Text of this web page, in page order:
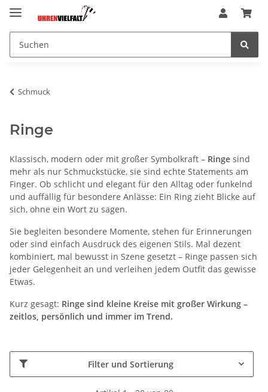
Schmuck
Ringe
Klassisch, modern oder mit großer Symbolkraft – Ringe sind
mehr als nur Schmuckstücke, sie sind echte Statements am
Finger. Ob schlicht und elegant für den Alltag oder funkelnd
und auffällig für besondere Anlässe: Ein Ring zieht Blicke auf
sich, ohne ein Wort zu sagen.
Sie begleiten besondere Momente, stehen für Erinnerungen
oder sind einfach Ausdruck des eigenen Stils. Mal dezent
kombiniert, mal bewusst in Szene gesetzt – Ringe passen sich
jeder Gelegenheit an und verleihen jedem Outfit das gewisse
Etwas.
Kurz gesagt: Ringe sind kleine Kreise mit großer Wirkung –
zeitlos, persönlich und immer im Trend.
Filter und Sortierung